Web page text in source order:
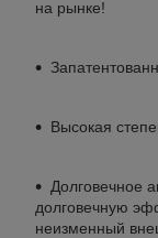
на рынке!
Высокая
Долговечное
долговечную
неизменный